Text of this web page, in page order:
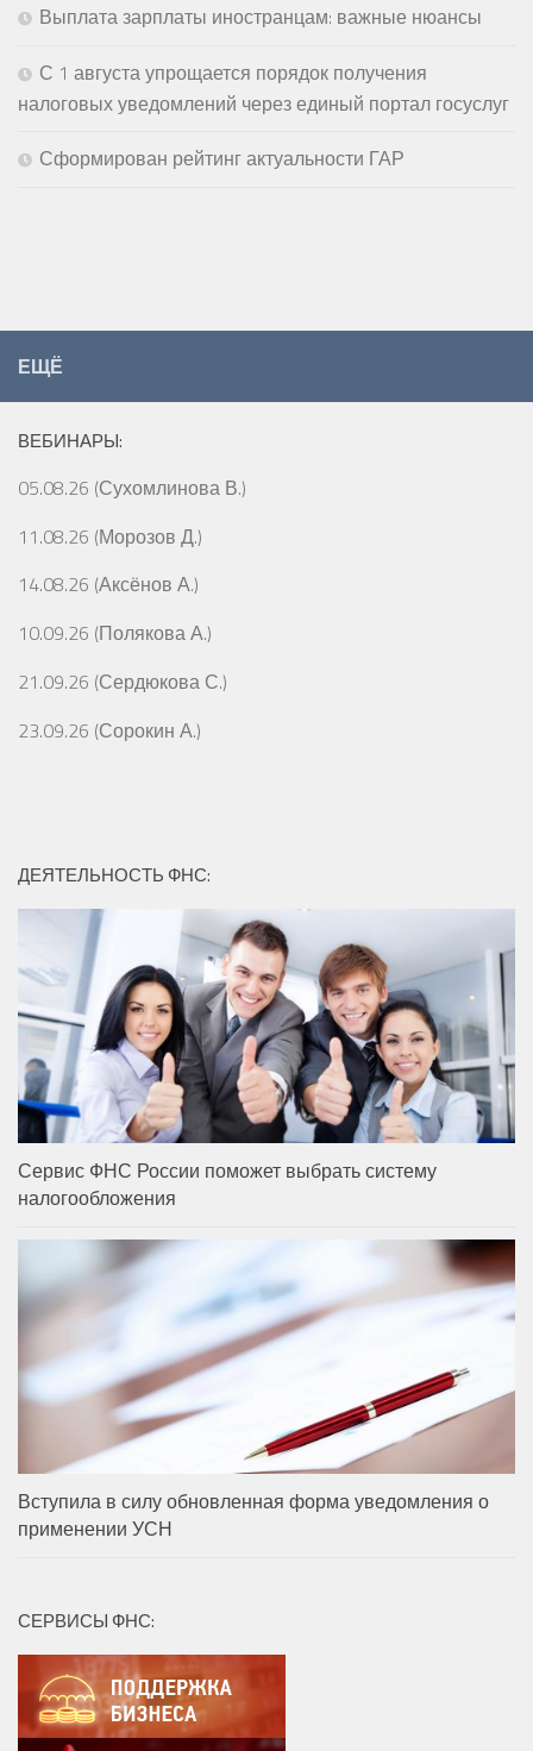
Выплата зарплаты иностранцам: важные нюансы
С 1 августа упрощается порядок получения
налоговых уведомлений через единый портал госуслуг
Сформирован рейтинг актуальности ГАР
ЕЩЁ
ВЕБИНАРЫ:
05.08.26 (Сухомлинова В.)
11.08.26 (Морозов Д.)
14.08.26 (Аксёнов А.)
10.09.26 (Полякова А.)
21.09.26 (Сердюкова С.)
23.09.26 (Сорокин А.)
ДЕЯТЕЛЬНОСТЬ ФНС:
Сервис ФНС России поможет выбрать систему
налогообложения
Вступила в силу обновленная форма уведомления о
применении УСН
СЕРВИСЫ ФНС: